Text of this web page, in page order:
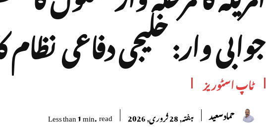
جوابی وار: خلیجی دفاعی
ٹاپ اسٹوریز
حماد سعید ہفتہ, 28 فروری, 2026 Less than 1min.read